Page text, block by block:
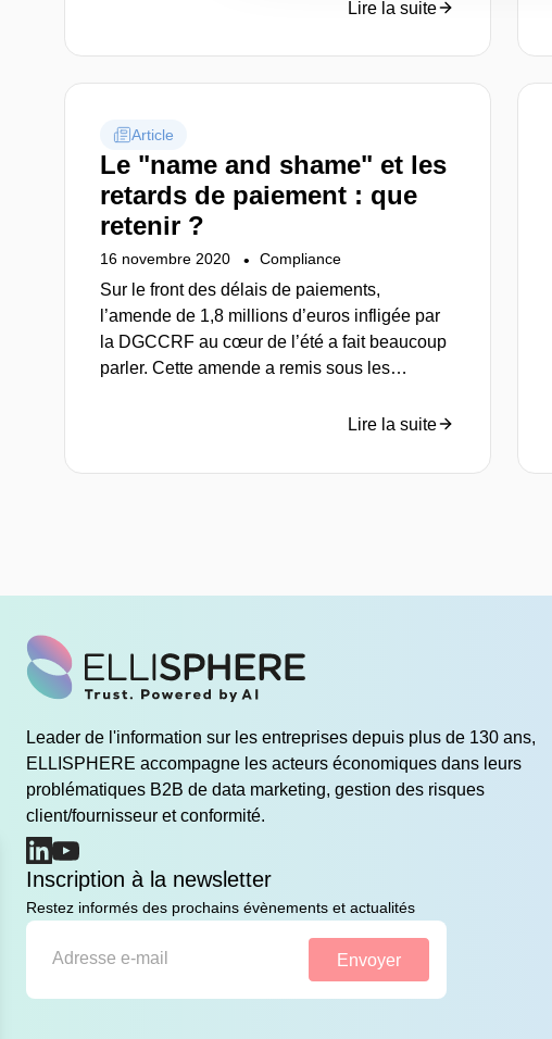
Lire la suite
Article
Le "name and shame" et les
retards de paiement : que
retenir ?
16 novembre 2020 Compliance
Sur le front des délais de paiements,
l’amende de 1,8 millions d’euros infligée par
la DGCCRF au cœur de l’été a fait beaucoup
parler. Cette amende a remis sous les
Lire la suite
Leader de l'information sur les entreprises depuis plus de 130 ans,
ELLISPHERE accompagne les acteurs économiques dans leurs
problématiques B2B de data marketing, gestion des risques
client/fournisseur et conformité.
(nouvelle fenêtre)
(nouvelle fenêtre)
Inscription à la newsletter
Restez informés des prochains évènements et actualités
Envoyer